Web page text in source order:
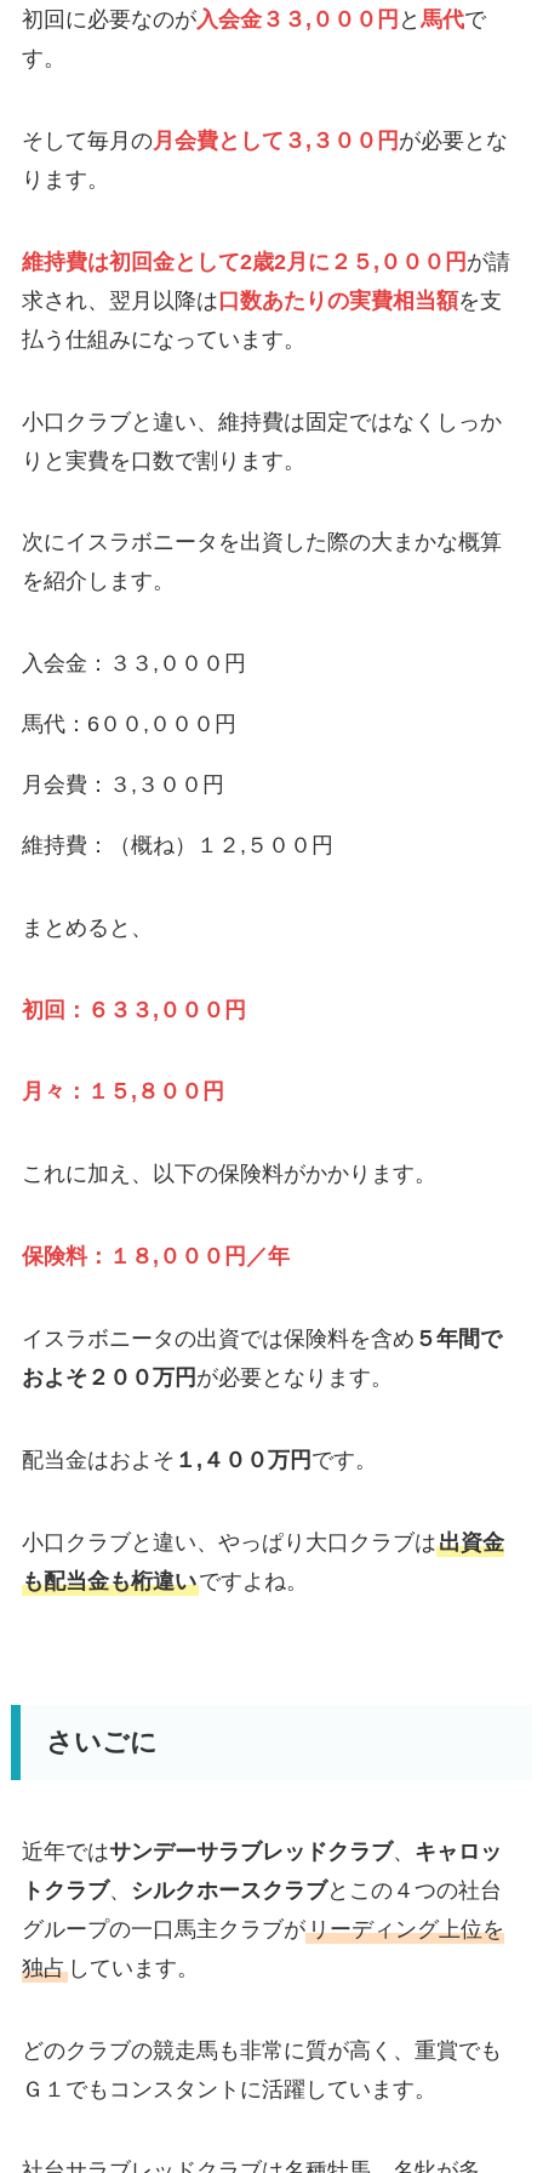
初回に必要なのが入会金３３,０００円 と 馬代で
す。
そして毎月の月会費として３,３００円 が必要とな
ります。
維持費は初回金として2歳2月に２５,０００円 が請
求され、翌月以降は口数あたりの実費相当額を支
払う仕組みになっています。
小口クラブと違い、維持費は固定ではなくしっか
りと実費を口数で割ります。
次にイスラボニータを出資した際の大まかな概算
を紹介します。
入会金：３３,０００円
馬代：6００,０００円
月会費：３,３００円
維持費：（概ね）１２,５００円
まとめると、
初回：６３３,０００円
月々：１５,８００円
これに加え、以下の保険料がかかります。
保険料：１８,０００円／年
イスラボニータの出資では保険料を含め ５年間で
およそ２００万円 が必要となります。
配当金はおよそ １,４００万円 です。
小口クラブと違い、やっぱり大口クラブは出資金
も配当金も桁違いですよね。
さいごに
近年ではサンデーサラブレッドクラブ、 キャロッ
トクラブ、 シルクホースクラブとこの４つの社台
グループの一口馬主クラブがリーディング上位を
独占しています。
どのクラブの競走馬も非常に質が高く、重賞でも
Ｇ１でもコンスタントに活躍しています。